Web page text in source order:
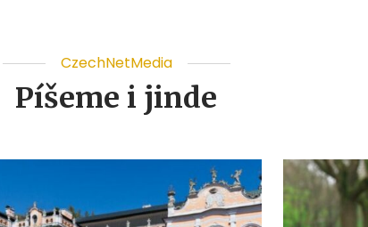
CzechNetMedia
Píšeme i jinde